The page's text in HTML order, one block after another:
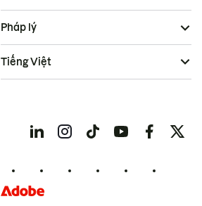
Pháp lý
Tiếng Việt